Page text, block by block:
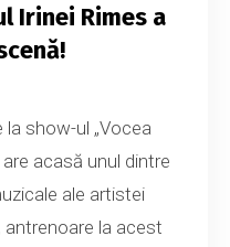
Irinei Rimes a
show-ul „Vocea
acasă unul dintre
ale artistei
antrenoare la acest